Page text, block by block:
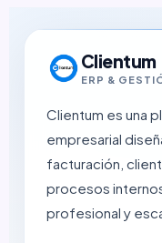
Clientum
ERP &
Clientum es una
empresarial
facturación,
procesos
profesional y